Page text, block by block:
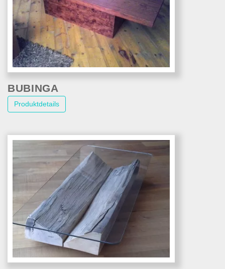
BUBINGA
Produktdetails